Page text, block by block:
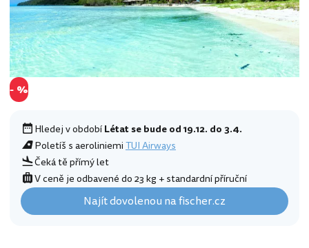
- %
Hledej v obdobíLétat se bude od 19.12. do 3.4.
Poletíš s aeroliniemiTUI Airways
Čeká tě přímý let
V ceně je odbavené do 23 kg + standardní příruční
Najít dovolenou na fischer.cz